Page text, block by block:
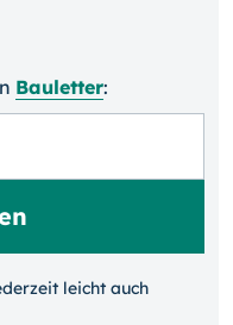
Bauletter:
leicht auch